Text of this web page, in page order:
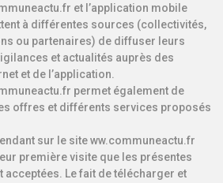
et l’application mobile
à différentes sources (collectivités,
ou partenaires) de diffuser leurs
et actualités auprès des
et de l’application.
permet également de
offres et différents services proposés
sur le site ww.communeactu.fr
première visite que les présentes
acceptées. Le fait de télécharger et